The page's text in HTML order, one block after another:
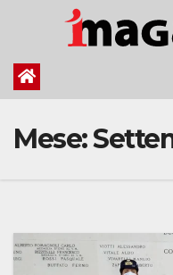
Mese: